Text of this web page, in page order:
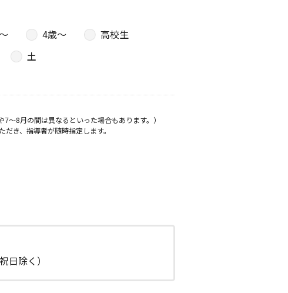
4歳〜
高校生
土
8月の間は異なるといった場合もあります。）
き、指導者が随時指定します。
日除く）